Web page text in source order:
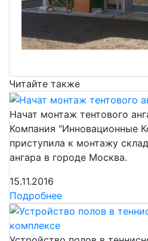
Читайте также
Начат монтаж тентового
Компания "Инновационные
приступила к монтажу
ангара в городе Москва.
15.11.2016
Подробнее